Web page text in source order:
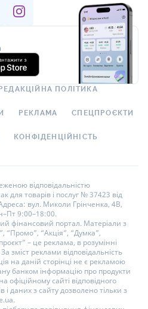
ПОЛІТИКА
РЕКЛАМА СПЕЦПРОЄКТИ
КОНФІДЕНЦІЙНІСТЬ
відповідальністю
для товарів і послуг № 37423 від
вул. Миколи Грінченка, 4В,
9:00–18:00.
фінансовий портал. Матеріали з
“Промо”, “Акція”, “Думка”,
– це реклама, в розумінні
зміст реклами відповідальність
на даній сторінці не є рекламою
банком інформацію про продукти
офіційному сайті відповідного
і даних з сайту дозволено тільки з